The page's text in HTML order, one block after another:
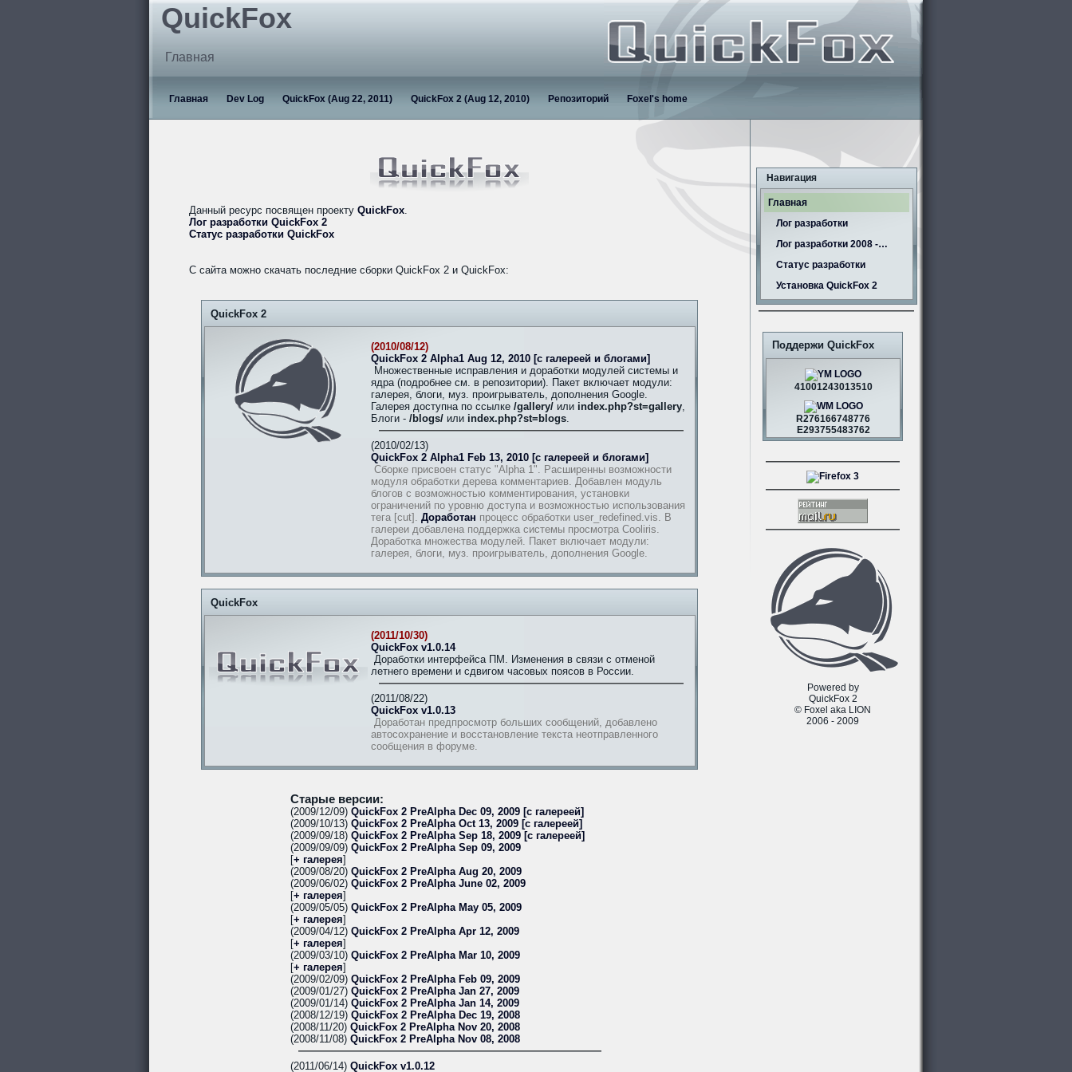
QuickFox
Главная
Главная Dev Log QuickFox (Aug 22, 2011) QuickFox 2 (Aug 12, 2010) Репозиторий Foxel's home
Данный ресурс посвящен проекту QuickFox.
Лог разработки QuickFox 2
Статус разработки QuickFox
С сайта можно скачать последние сборки QuickFox 2 и QuickFox:
QuickFox 2
(2010/08/12)
QuickFox 2 Alpha1 Aug 12, 2010 [с галереей и блогами]
Множественные исправления и доработки модулей системы и
ядра (подробнее см. в репозитории). Пакет включает модули:
галерея, блоги, муз. проигрыватель, дополнения Google.
Галерея доступна по ссылке /gallery/ или index.php?st=gallery,
Блоги - /blogs/ или index.php?st=blogs.
(2010/02/13)
QuickFox 2 Alpha1 Feb 13, 2010 [с галереей и блогами]
Сборке присвоен статус "Alpha 1". Расширенны возможности
модуля обработки дерева комментариев. Добавлен модуль
блогов с возможностью комментирования, установки
ограничений по уровню доступа и возможностью использования
тега [cut]. Доработан процесс обработки user_redefined.vis. В
галереи добавлена поддержка системы просмотра Cooliris.
Доработка множества модулей. Пакет включает модули:
галерея, блоги, муз. проигрыватель, дополнения Google.
QuickFox
(2011/10/30)
QuickFox v1.0.14
Доработки интерфейса ПМ. Изменения в связи с отменой
летнего времени и сдвигом часовых поясов в России.
(2011/08/22)
QuickFox v1.0.13
Доработан предпросмотр больших сообщений, добавлено
автосохранение и восстановление текста неотправленного
сообщения в форуме.
Старые версии:
(2009/12/09) QuickFox 2 PreAlpha Dec 09, 2009 [с галереей]
(2009/10/13) QuickFox 2 PreAlpha Oct 13, 2009 [с галереей]
(2009/09/18) QuickFox 2 PreAlpha Sep 18, 2009 [с галереей]
(2009/09/09) QuickFox 2 PreAlpha Sep 09, 2009
[+ галерея]
(2009/08/20) QuickFox 2 PreAlpha Aug 20, 2009
(2009/06/02) QuickFox 2 PreAlpha June 02, 2009
[+ галерея]
(2009/05/05) QuickFox 2 PreAlpha May 05, 2009
[+ галерея]
(2009/04/12) QuickFox 2 PreAlpha Apr 12, 2009
[+ галерея]
(2009/03/10) QuickFox 2 PreAlpha Mar 10, 2009
[+ галерея]
(2009/02/09) QuickFox 2 PreAlpha Feb 09, 2009
(2009/01/27) QuickFox 2 PreAlpha Jan 27, 2009
(2009/01/14) QuickFox 2 PreAlpha Jan 14, 2009
(2008/12/19) QuickFox 2 PreAlpha Dec 19, 2008
(2008/11/20) QuickFox 2 PreAlpha Nov 20, 2008
(2008/11/08) QuickFox 2 PreAlpha Nov 08, 2008
(2011/06/14) QuickFox v1.0.12
Навигация
Главная
Лог разработки
Лог разработки 2008 -…
Статус разработки
Установка QuickFox 2
Поддержи QuickFox
41001243013510
R276166748776
E293755483762
Powered by
QuickFox 2
© Foxel aka LION
2006 - 2009